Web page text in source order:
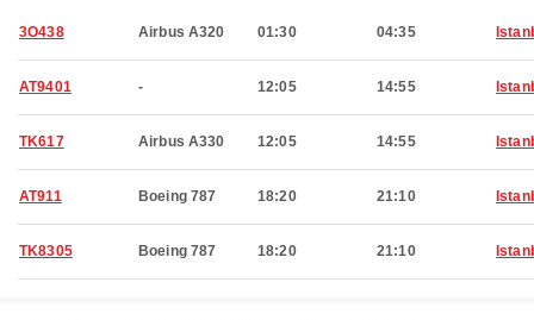
3O438 Airbus A320 01:30 04:35
AT9401 - 12:05 14:55
TK617 Airbus A330 12:05 14:55
AT911 Boeing 787 18:20 21:10
TK8305 Boeing 787 18:20 21:10